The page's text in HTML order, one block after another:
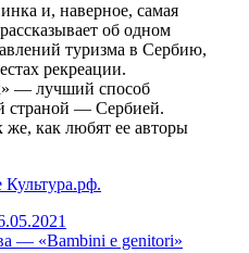
и, наверное, самая
об одном
туризма в Сербию,
рекреации.
— лучший способ
страной — Сербией.
как любят ее авторы
— «Bambini e genitori»